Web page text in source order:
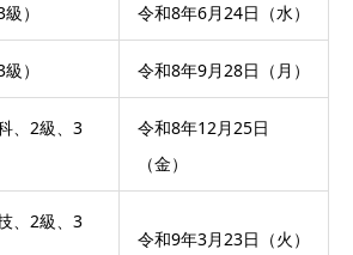
） 令和8年6月24日（水）
） 令和8年9月28日（月）
、2級、3
令和8年12月25日
（金）
、2級、3
令和9年3月23日（火）